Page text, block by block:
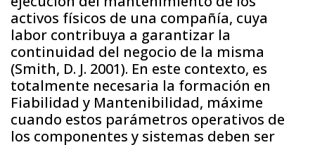
activos físicos de una compañía, cuya
labor contribuya a garantizar la
continuidad del negocio de la misma
(Smith, D. J. 2001). En este contexto, es
totalmente necesaria la formación en
Fiabilidad y Mantenibilidad, máxime
cuando estos parámetros operativos de
los componentes y sistemas deben ser